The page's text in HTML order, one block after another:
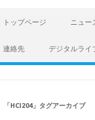
トップページ ニュー
連絡先 デジタルライ
「HCI204」タグアーカイブ